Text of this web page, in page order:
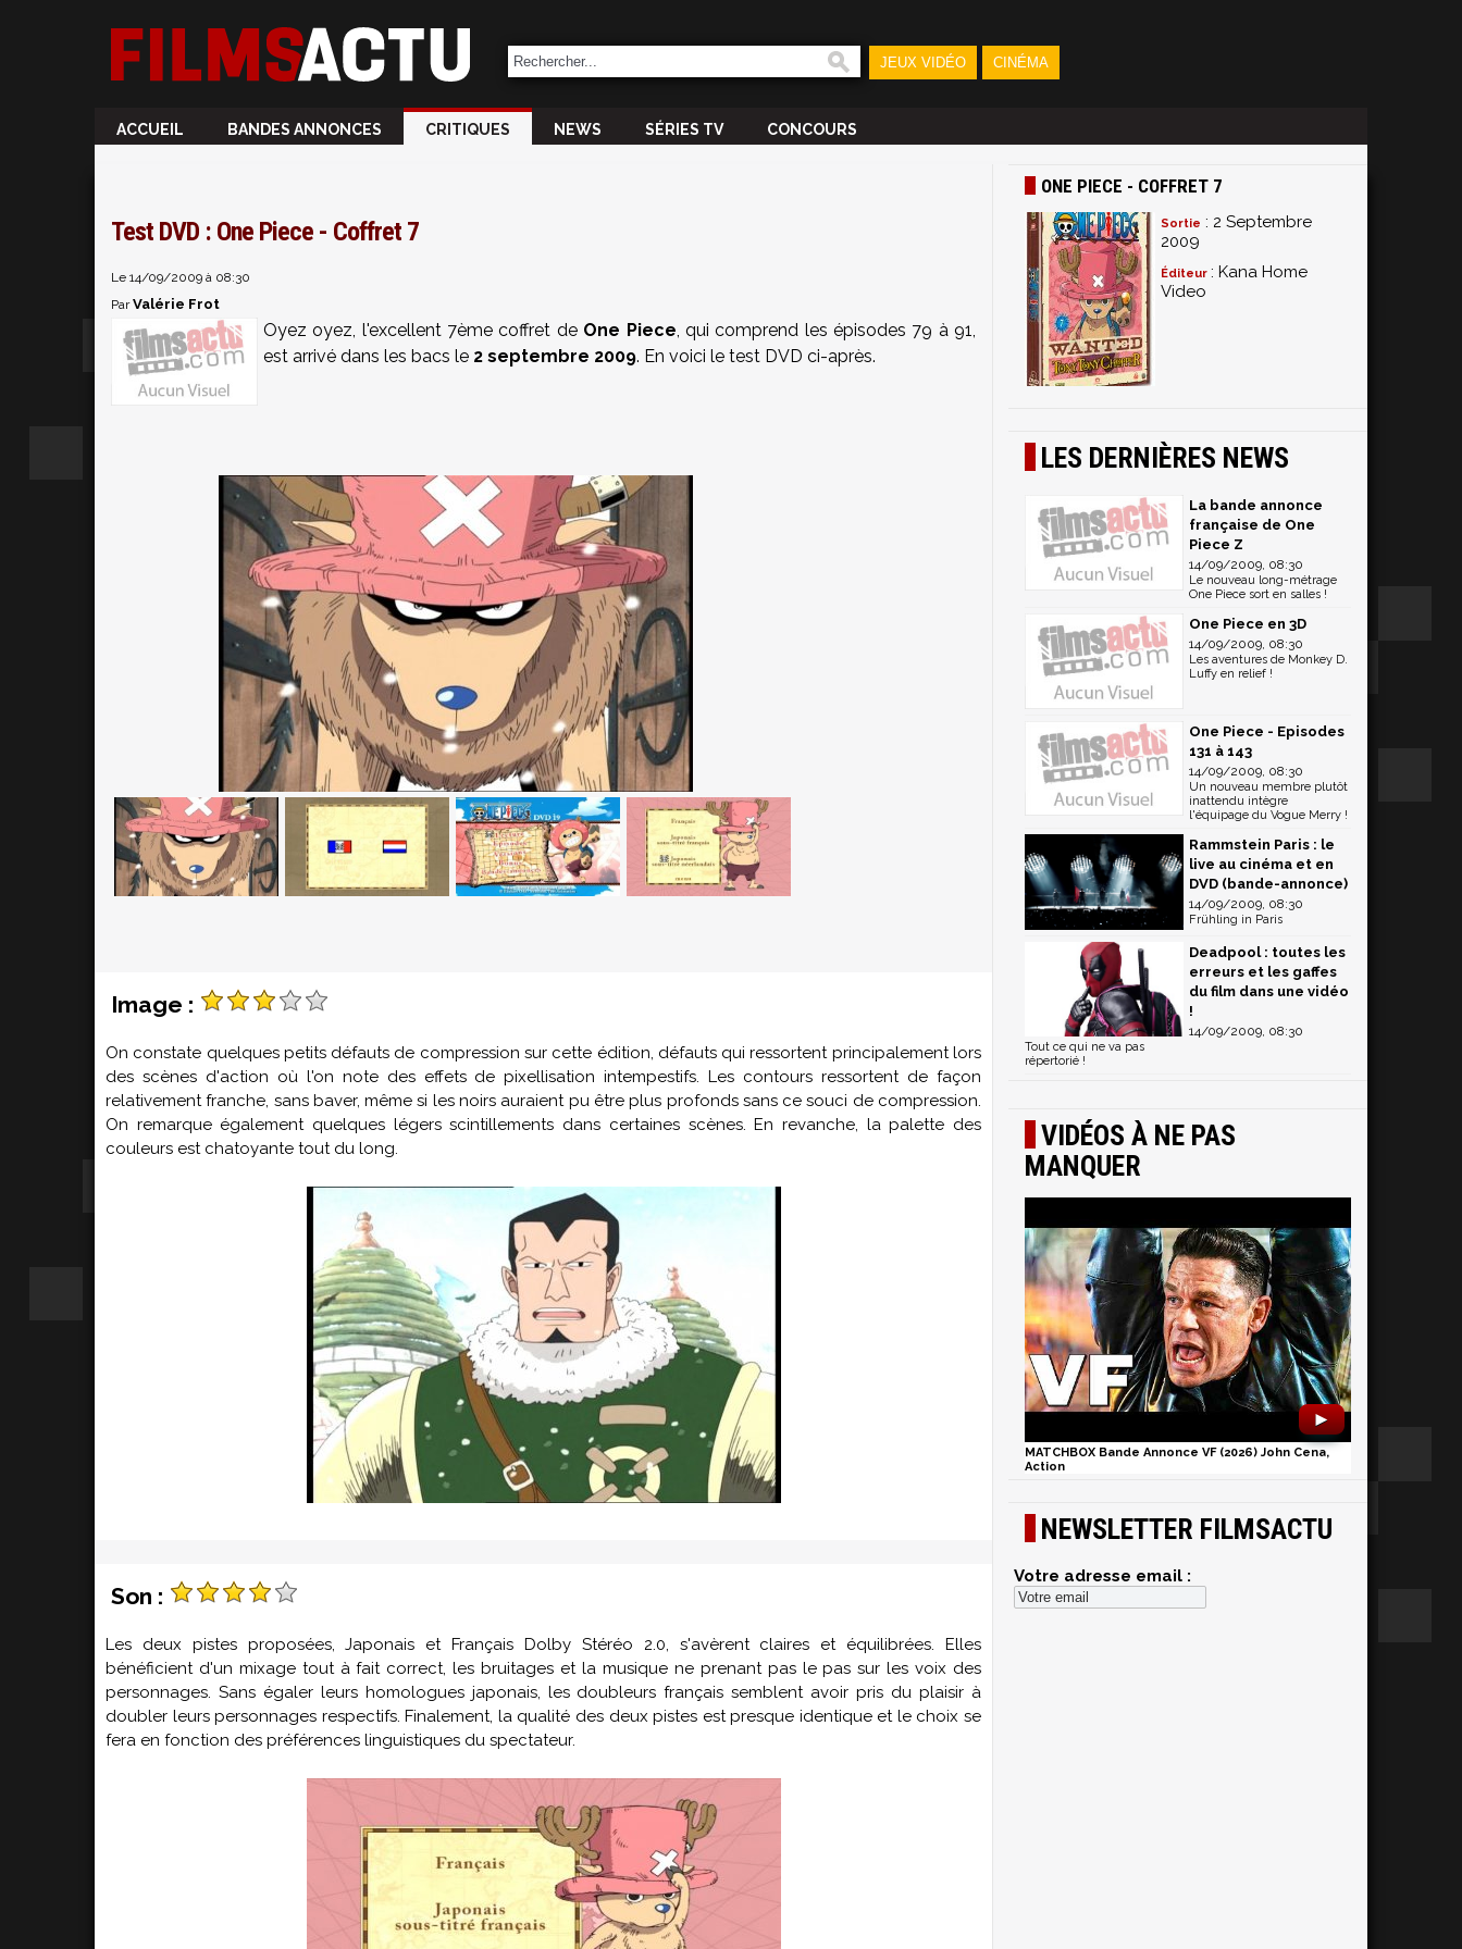
JEUX VIDÉO CINÉMA
ACCUEIL BANDES ANNONCES CRITIQUES NEWS SÉRIES TV CONCOURS
Test DVD : One Piece - Coffret 7
Le 14/09/2009 à 08:30
ParValérie Frot
Oyez oyez, l'excellent 7ème coffret de One Piece, qui comprend les épisodes 79 à 91,
est arrivé dans les bacs le 2 septembre 2009. En voici le test DVD ci-après.
Image :
On constate quelques petits défauts de compression sur cette édition, défauts qui ressortent principalement lors
des scènes d'action où l'on note des effets de pixellisation intempestifs. Les contours ressortent de façon
relativement franche, sans baver, même si les noirs auraient pu être plus profonds sans ce souci de compression.
On remarque également quelques légers scintillements dans certaines scènes. En revanche, la palette des
couleurs est chatoyante tout du long.
Son :
Les deux pistes proposées, Japonais et Français Dolby Stéréo 2.0, s'avèrent claires et équilibrées. Elles
bénéficient d'un mixage tout à fait correct, les bruitages et la musique ne prenant pas le pas sur les voix des
personnages. Sans égaler leurs homologues japonais, les doubleurs français semblent avoir pris du plaisir à
doubler leurs personnages respectifs. Finalement, la qualité des deux pistes est presque identique et le choix se
fera en fonction des préférences linguistiques du spectateur.
ONE PIECE - COFFRET 7
Sortie : 2 Septembre
2009
Éditeur : Kana Home
Video
LES DERNIÈRES NEWS
La bande annonce
française de One
Piece Z
14/09/2009, 08:30
Le nouveau long-métrage
One Piece sort en salles !
One Piece en 3D
14/09/2009, 08:30
Les aventures de Monkey D.
Luffy en relief !
One Piece - Episodes
131 à 143
14/09/2009, 08:30
Un nouveau membre plutôt
inattendu intègre
l'équipage du Vogue Merry !
Rammstein Paris : le
live au cinéma et en
DVD (bande-annonce)
14/09/2009, 08:30
Frühling in Paris
Deadpool : toutes les
erreurs et les gaffes
du film dans une vidéo
!
14/09/2009, 08:30
Tout ce qui ne va pas
répertorié !
VIDÉOS À NE PAS
MANQUER
►
MATCHBOX Bande Annonce VF (2026) John Cena,
Action
NEWSLETTER FILMSACTU
Votre adresse email :